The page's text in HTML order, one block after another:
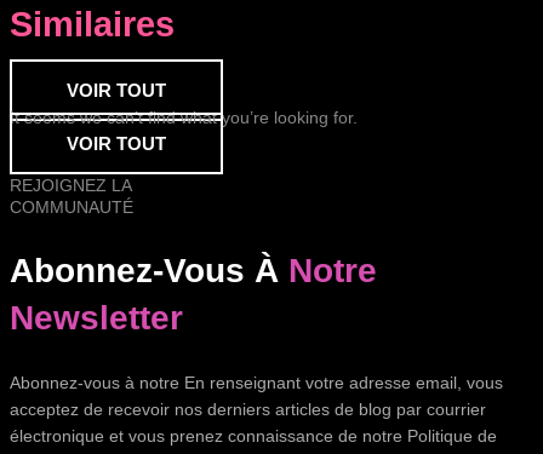
Similaires
VOIR TOUT
It seems we can’t find what you’re looking for.
VOIR TOUT
REJOIGNEZ LA
COMMUNAUTÉ
Abonnez-Vous À Notre
Newsletter
Abonnez-vous à notre En renseignant votre adresse email, vous
acceptez de recevoir nos derniers articles de blog par courrier
électronique et vous prenez connaissance de notre Politique de